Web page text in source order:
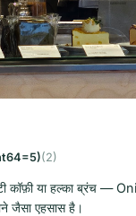
(2)
कॉफ़ी या हल्का ब्रंच —
जैसा एहसास है।